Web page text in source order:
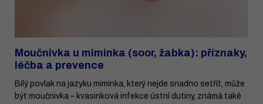
Moučnivka u miminka (soor, žabka): příznaky,
léčba a prevence
Bílý povlak na jazyku miminka, který nejde snadno setřít, může
být moučnivka – kvasinková infekce ústní dutiny, známá také